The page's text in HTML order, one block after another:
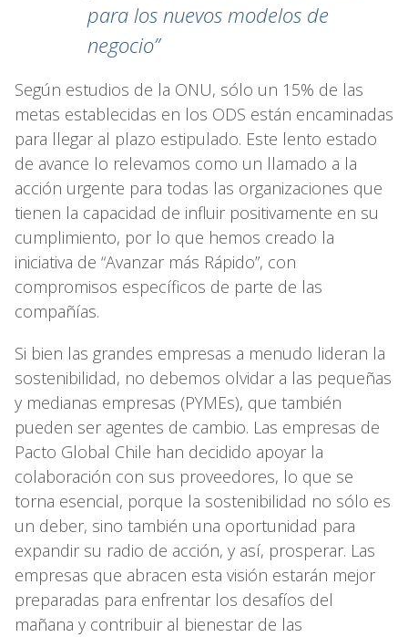
para los nuevos modelos de
negocio”
Según estudios de la ONU, sólo un 15% de las
metas establecidas en los ODS están encaminadas
para llegar al plazo estipulado. Este lento estado
de avance lo relevamos como un llamado a la
acción urgente para todas las organizaciones que
tienen la capacidad de influir positivamente en su
cumplimiento, por lo que hemos creado la
iniciativa de “Avanzar más Rápido”, con
compromisos específicos de parte de las
compañías.
Si bien las grandes empresas a menudo lideran la
sostenibilidad, no debemos olvidar a las pequeñas
y medianas empresas (PYMEs), que también
pueden ser agentes de cambio. Las empresas de
Pacto Global Chile han decidido apoyar la
colaboración con sus proveedores, lo que se
torna esencial, porque la sostenibilidad no sólo es
un deber, sino también una oportunidad para
expandir su radio de acción, y así, prosperar. Las
empresas que abracen esta visión estarán mejor
preparadas para enfrentar los desafíos del
mañana y contribuir al bienestar de las